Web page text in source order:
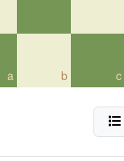
a
b
c